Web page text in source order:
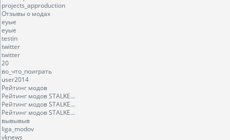
projects_approduction
Отзывы о модах
еуые
еуые
testin
twitter
twitter
20
во_что_поиграть
user2014
Рейтинг модов
Рейтинг модов STALKE...
Рейтинг модов STALKE...
Рейтинг модов STALKE...
вывывыв
liga_modov
vknews